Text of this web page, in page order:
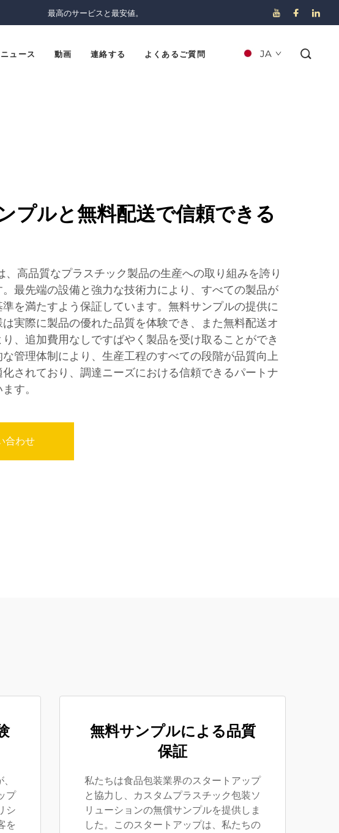
最高のサービスと最安値。
ニュース 動画 連絡する よくあるご質問 JA
プルと無料配送で信頼できる
高品質なプラスチック製品の生産への取り組みを誇り
最先端の設備と強力な技術力により、すべての製品が
を満たすよう保証しています。無料サンプルの提供に
は実際に製品の優れた品質を体験でき、また無料配送オ
、追加費用なしですばやく製品を受け取ることができ
な管理体制により、生産工程のすべての段階が品質向上
されており、調達ニーズにおける信頼できるパートナ
す。
合わせ
プ
シ
を
無料サンプルによる品質
保証
私たちは食品包装業界のスタートアップ
と協力し、カスタムプラスチック包装ソ
リューションの無償サンプルを提供しま
した。このスタートアップは、私たちの